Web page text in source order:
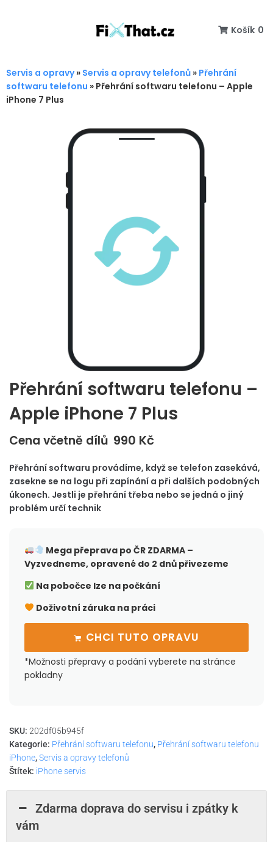
Košík 0
Servis a opravy» Servis a opravy telefonů » Přehrání
softwaru telefonu » Přehrání softwaru telefonu – Apple
iPhone 7 Plus
Přehrání softwaru telefonu –
Apple iPhone 7 Plus
Cena včetně dílů 990 Kč
Přehrání softwaru provádíme, když se telefon zasekává,
zasekne se na logu při zapínání a při dalších podobných
úkonech. Jestli je přehrání třeba nebo se jedná o jiný
problém určí technik
Mega přeprava po ČRZDARMA –
Vyzvedneme, opravené do 2 dnů přivezeme
Na pobočce lze na počkání
Doživotní záruka na práci
CHCI TUTO OPRAVU
*Možnosti přepravy a podání vyberete na stránce
pokladny
SKU: 202df05b945f
Kategorie: Přehrání softwaru telefonu, Přehrání softwaru telefonu
iPhone,Servis a opravy telefonů
Štítek: iPhone servis
Zdarma doprava do servisu i zpátky k
vám